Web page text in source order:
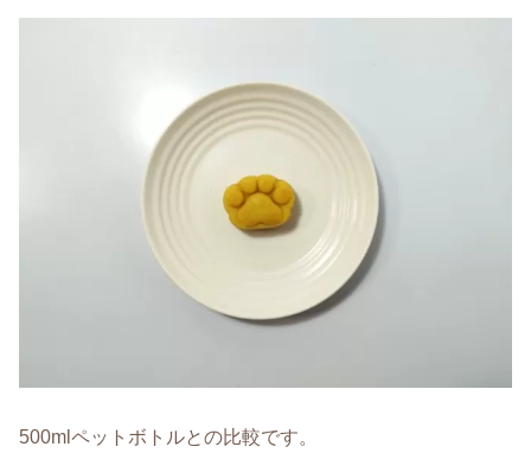
500mlペットボトルとの比較です。